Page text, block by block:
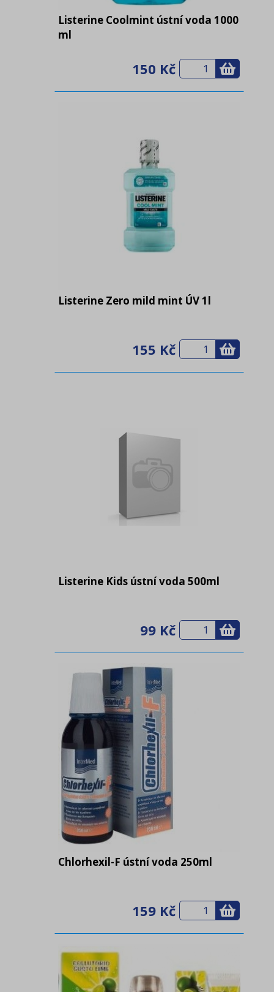
Listerine Coolmint ústní voda 1000
ml
150 Kč
Listerine Zero mild mint ÚV 1l
155 Kč
Listerine Kids ústní voda 500ml
99 Kč
Chlorhexil-F ústní voda 250ml
159 Kč